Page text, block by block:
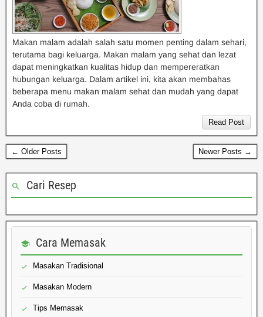
Makan malam adalah salah satu momen penting dalam sehari,
terutama bagi keluarga. Makan malam yang sehat dan lezat
dapat meningkatkan kualitas hidup dan mempereratkan
hubungan keluarga. Dalam artikel ini, kita akan membahas
beberapa menu makan malam sehat dan mudah yang dapat
Anda coba di rumah.
Read Post
← Older Posts Newer Posts →
Cari Resep
Cara Memasak
Masakan Tradisional
Masakan Modern
Tips Memasak